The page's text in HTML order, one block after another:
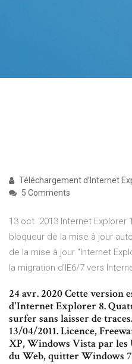
Téléchargement d’Internet
5 Comments
13 oct. 2013 Internet Explorer
bloqueur de la mise à jour
de la mise à jour "Internet
la migration d'IE6/7 vers
24 avr. 2020 Cette version
d'Internet Explorer 8.
surfer sans laisser de
13/04/2011. Licence,
XP, Windows Vista par les
du Web, quitter Windows 7